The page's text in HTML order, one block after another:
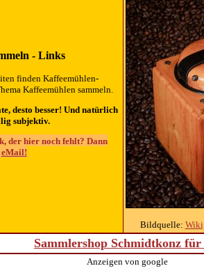
- Links
finden Kaffeemühlen-
Kaffeemühlen sammeln.
desto besser! Und natürlich
subjektiv.
der hier noch fehlt? Dann
eMail!
Bildquelle:
Sammlershop Schmidtkonz
Anzeigen von google